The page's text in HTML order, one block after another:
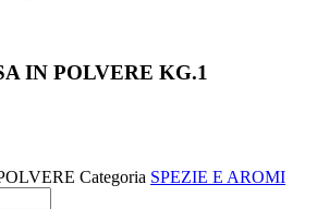
IN POLVERE KG.1
Categoria SPEZIE E AROMI